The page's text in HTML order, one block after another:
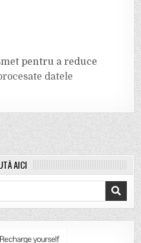
pentru a reduce
datele
AICI